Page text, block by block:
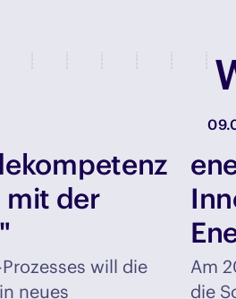
mit der
Prozesses will die
neues
Am
die